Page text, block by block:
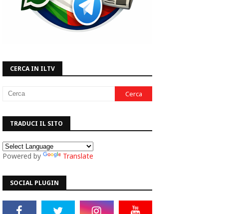
CERCA IN ILTV
TRADUCI IL SITO
Powered by Translate
SOCIAL PLUGIN